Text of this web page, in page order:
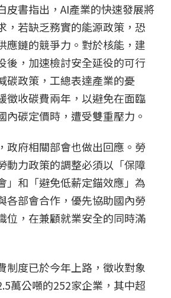
皮書指出，AI產業的快速發展將
，若缺乏務實的能源政策，恐
應鏈的競爭力。對於核能，建
後，加速檢討安全延役的可行
碳政策，工總表達產業的憂
徵收碳費兩年，以避免在面臨
內碳定價時，遭受雙重壓力。
政府相關部會也做出回應。勞
動力政策的調整必須以「保障
」和「避免低薪定錨效應」為
各部會合作，優先協助國內勞
位，在兼顧就業安全的同時滿
制度已於今年上路，徵收對象
萬公噸的252家企業，其中超